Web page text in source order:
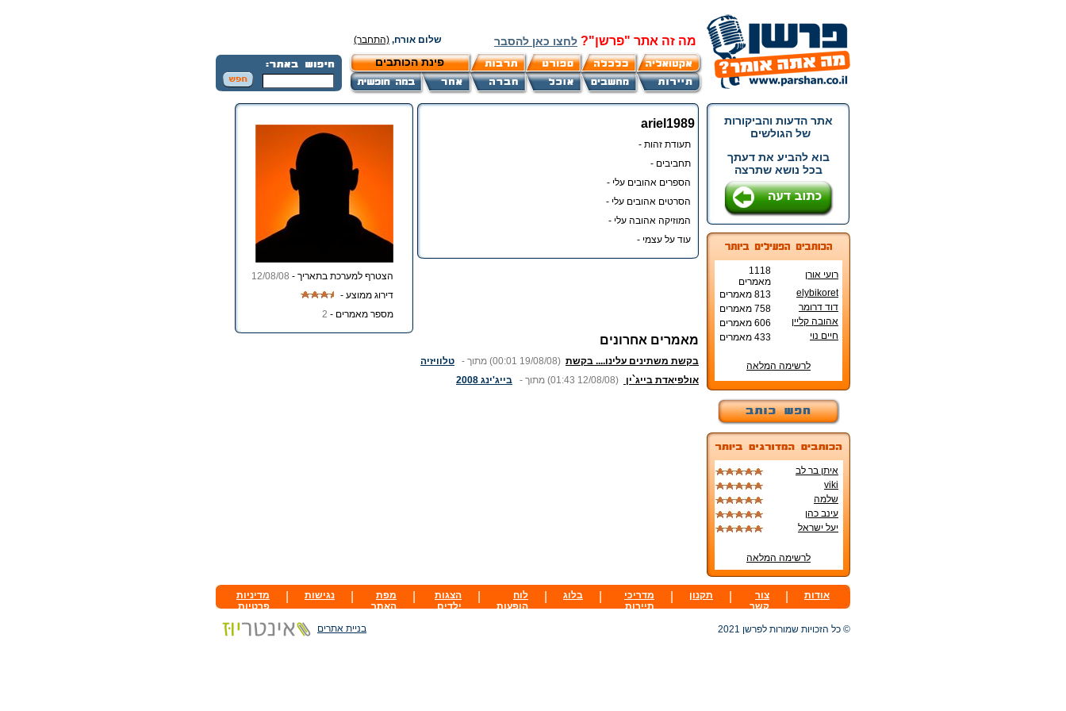
מה זה אתר "פרשן"? לחצו כאן להסבר שלום אורח, (התחבר)
פינת הכותבים
אתר הדעות והביקורות
של הגולשים
בוא להביע את דעתך
בכל נושא שתרצה
רועי אורן
1118
מאמרים
elybikoret
813 מאמרים
דוד דרומר
758 מאמרים
אהובה קליין
606 מאמרים
חיים נוי
433 מאמרים
לרשימה המלאה
איתן בר לב
viki
שלמה
עינב כהן
יעל ישראל
לרשימה המלאה
ariel1989
תעודת זהות -
תחביבים -
הספרים אהובים עלי -
הסרטים אהובים עלי -
המוזיקה אהובה עלי -
עוד על עצמי -
הצטרף למערכת בתאריך - 12/08/08
דירוג ממוצע -
מספר מאמרים - 2
מאמרים אחרונים
בקשת משתינים עלינו.... בקשת (00:01 19/08/08) מתוך -
טלוויזיה
אולפיאדת בייג`ין
(01:43 12/08/08) מתוך - בייג'ינג 2008
אודות
צור
קשר
תקנון
מדריכי
תיירות
בלוג
לוח
הופעות
הצגות
ילדים
מפת
האתר
נגישות
מדיניות
פרטיות
© כל הזכויות שמורות לפרשן 2021 בניית אתרים